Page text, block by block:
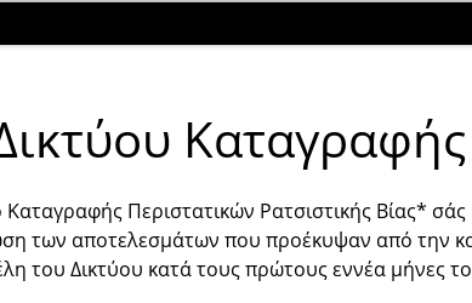
Καταγραφής
Καταγραφής Περιστατικών Ρατσιστικής Βίας*
των αποτελεσμάτων που προέκυψαν από την
του Δικτύου κατά τους πρώτους εννέα μήνες